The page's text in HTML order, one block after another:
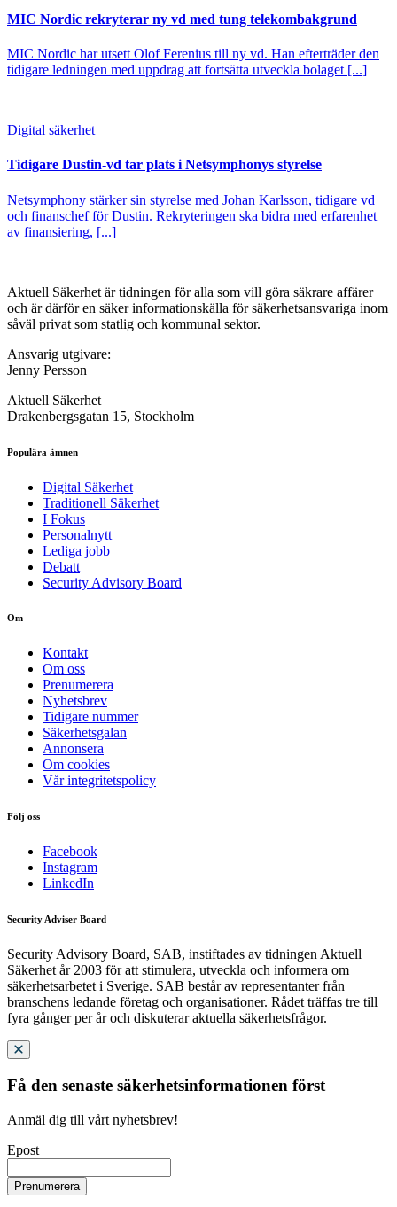
MIC Nordic rekryterar ny vd med tung telekombakgrund
MIC Nordic har utsett Olof Ferenius till ny vd. Han efterträder den
tidigare ledningen med uppdrag att fortsätta utveckla bolaget [...]
Digital säkerhet
Tidigare Dustin-vd tar plats i Netsymphonys styrelse
Netsymphony stärker sin styrelse med Johan Karlsson, tidigare vd
och finanschef för Dustin. Rekryteringen ska bidra med erfarenhet
av finansiering, [...]
Aktuell Säkerhet är tidningen för alla som vill göra säkrare affärer
och är därför en säker informationskälla för säkerhets­ansvariga inom
såväl privat som statlig och kommunal sektor.
Ansvarig utgivare:
Jenny Persson
Aktuell Säkerhet
Drakenbergsgatan 15, Stockholm
Populära ämnen
Digital Säkerhet
Traditionell Säkerhet
I Fokus
Personalnytt
Lediga jobb
Debatt
Security Advisory Board
Om
Kontakt
Om oss
Prenumerera
Nyhetsbrev
Tidigare nummer
Säkerhetsgalan
Annonsera
Om cookies
Vår integritetspolicy
Följ oss
Facebook
Instagram
LinkedIn
Security Adviser Board
Security Advisory Board, SAB, instiftades av tidningen Aktuell
Säkerhet år 2003 för att stimulera, utveckla och informera om
säkerhetsarbetet i Sverige. SAB består av representanter från
branschens ledande företag och organisationer. Rådet träffas tre till
fyra gånger per år och diskuterar aktuella säkerhetsfrågor.
Få den senaste säkerhetsinformationen först
Anmäl dig till vårt nyhetsbrev!
Epost
Prenumerera